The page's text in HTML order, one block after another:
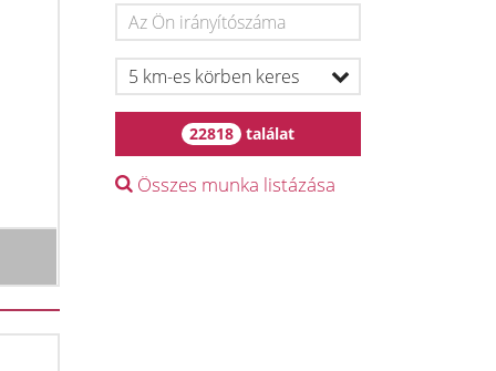
22818 találat
Összes munka listázása